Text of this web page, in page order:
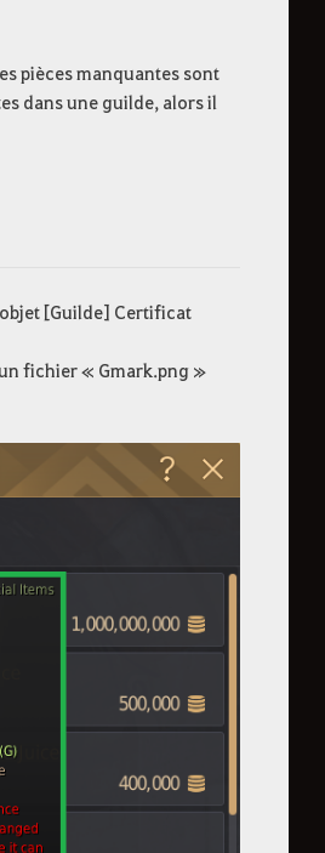
pièces manquantes sont
dans une guilde, alors il
[Guilde] Certificat
fichier « Gmark.png »